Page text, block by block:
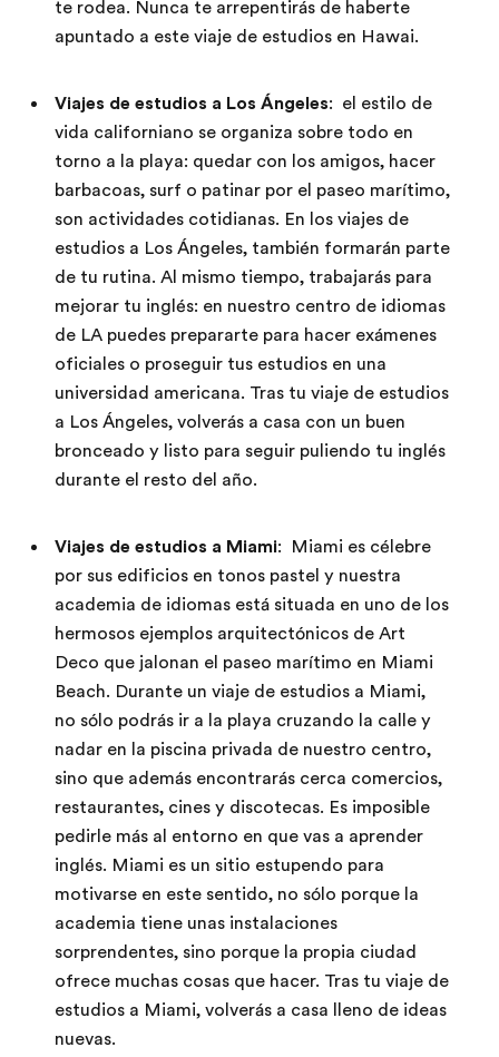
te rodea. Nunca te arrepentirás de haberte
apuntado a este viaje de estudios en Hawai.
Viajes de estudios a Los Ángeles: el estilo de
vida californiano se organiza sobre todo en
torno a la playa: quedar con los amigos, hacer
barbacoas, surf o patinar por el paseo marítimo,
son actividades cotidianas. En los viajes de
estudios a Los Ángeles, también formarán parte
de tu rutina. Al mismo tiempo, trabajarás para
mejorar tu inglés: en nuestro centro de idiomas
de LA puedes prepararte para hacer exámenes
oficiales o proseguir tus estudios en una
universidad americana. Tras tu viaje de estudios
a Los Ángeles, volverás a casa con un buen
bronceado y listo para seguir puliendo tu inglés
durante el resto del año.
Viajes de estudios a Miami: Miami es célebre
por sus edificios en tonos pastel y nuestra
academia de idiomas está situada en uno de los
hermosos ejemplos arquitectónicos de Art
Deco que jalonan el paseo marítimo en Miami
Beach. Durante un viaje de estudios a Miami,
no sólo podrás ir a la playa cruzando la calle y
nadar en la piscina privada de nuestro centro,
sino que además encontrarás cerca comercios,
restaurantes, cines y discotecas. Es imposible
pedirle más al entorno en que vas a aprender
inglés. Miami es un sitio estupendo para
motivarse en este sentido, no sólo porque la
academia tiene unas instalaciones
sorprendentes, sino porque la propia ciudad
ofrece muchas cosas que hacer. Tras tu viaje de
estudios a Miami, volverás a casa lleno de ideas
nuevas.